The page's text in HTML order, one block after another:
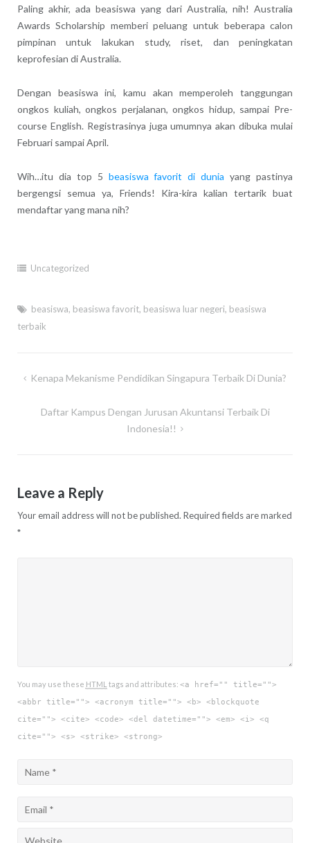
Paling akhir, ada beasiswa yang dari Australia, nih! Australia
Awards Scholarship memberi peluang untuk beberapa calon
pimpinan untuk lakukan study, riset, dan peningkatan
keprofesian di Australia.
Dengan beasiswa ini, kamu akan memperoleh tanggungan
ongkos kuliah, ongkos perjalanan, ongkos hidup, sampai Pre-
course English. Registrasinya juga umumnya akan dibuka mulai
Februari sampai April.
Wih…itu dia top 5 beasiswa favorit di dunia yang pastinya
bergengsi semua ya, Friends! Kira-kira kalian tertarik buat
mendaftar yang mana nih?
Uncategorized
beasiswa, beasiswa favorit, beasiswa luar negeri, beasiswa
terbaik
Post
Kenapa Mekanisme Pendidikan Singapura Terbaik Di Dunia?
Daftar Kampus Dengan Jurusan Akuntansi Terbaik Di
Indonesia!!
Leave a Reply
Your email address will not be published. Required fields are marked
*
You may use these HTML tags and attributes: <a href="" title="">
<abbr title=""> <acronym title=""> <b> <blockquote
cite=""> <cite> <code> <del datetime=""> <em> <i> <q
cite=""> <s> <strike> <strong>